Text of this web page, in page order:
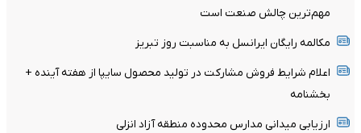
مهم‌ترین چالش صنعت است
مکالمه رایگان ایرانسل به مناسبت روز تبریز
اعلام شرایط فروش مشارکت در تولید محصول سایپا از هفته آینده +
بخشنامه
ارزیابی میدانی مدارس محدوده منطقه آزاد انزلی